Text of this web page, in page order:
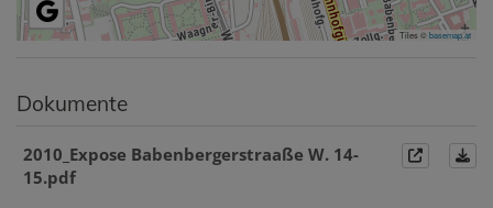
Tiles ©basemap.at
Dokumente
2010_Expose Babenbergerstraaße W. 14-
15.pdf